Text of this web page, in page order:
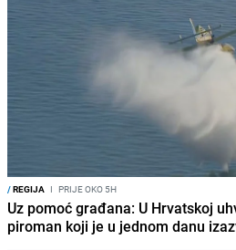
/REGIJA I PRIJE OKO 5H
Uz pomoć građana: U Hrvatskoj
piroman koji je u jednom danu